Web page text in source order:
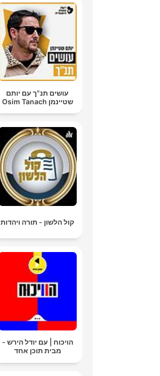
עושים תנ"ך עם יותם
שטיינמן Osim Tanach
קול הלשון - תורה ויהדות
הויכוח | עם יודל הירש -
מבית תוכן אחד